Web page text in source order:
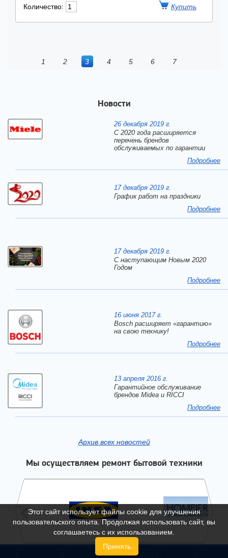
Количество:
1 2 3 4 5 6 7
Новости
26 декабря 2019 г.
С 2020 года расширяется
перечень брендов
обслуживаемых по гарантии
Подробнее
17 декабря 2019 г.
График работ на праздники
Подробнее
17 декабря 2019 г.
C наступающим Новым 2020
Годом
Подробнее
16 июня 2017 г.
Bosch расширяет «гарантию»
на свою технику!
Подробнее
13 апреля 2016 г.
Гарантийное обслуживание
брендов Midea и RICCI
Подробнее
Архив всех новостей
Мы осуществляем ремонт бытовой техники
Этот сайт использует файлы cookie для улучшения
пользовательского опыта. Продолжая использовать сайт, вы
соглашаетесь с их использованием.
Принять